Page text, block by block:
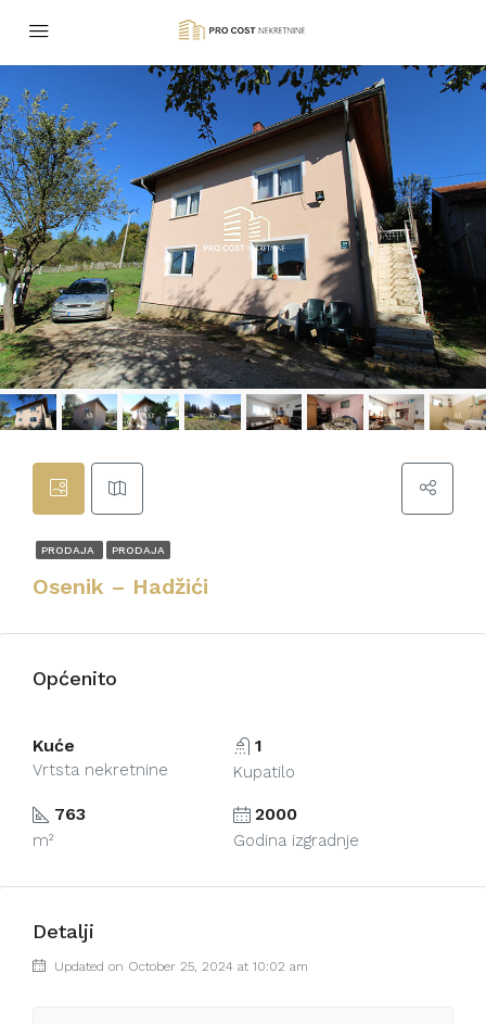
PRODAJA PRODAJA
Osenik – Hadžići
Općenito
Kuće
Vrtsta nekretnine
1
Kupatilo
763
m²
2000
Godina izgradnje
Detalji
Updated on October 25, 2024 at 10:02 am